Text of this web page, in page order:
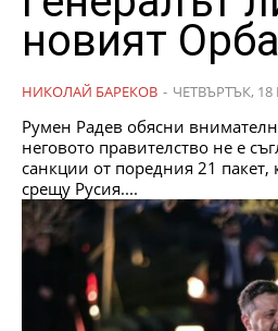
новият
НИКОЛАЙ БАРЕКОВ - ЧЕТВЪРТЪК,
Румен Радев обясни
неговото правителство не е
санкции от поредния 21 пакет,
срещу Русия....